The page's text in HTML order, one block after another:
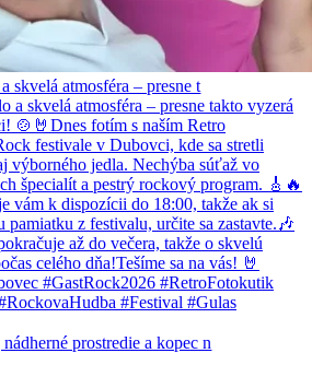
skvelá atmosféra – presne t
prostredie a kopec n